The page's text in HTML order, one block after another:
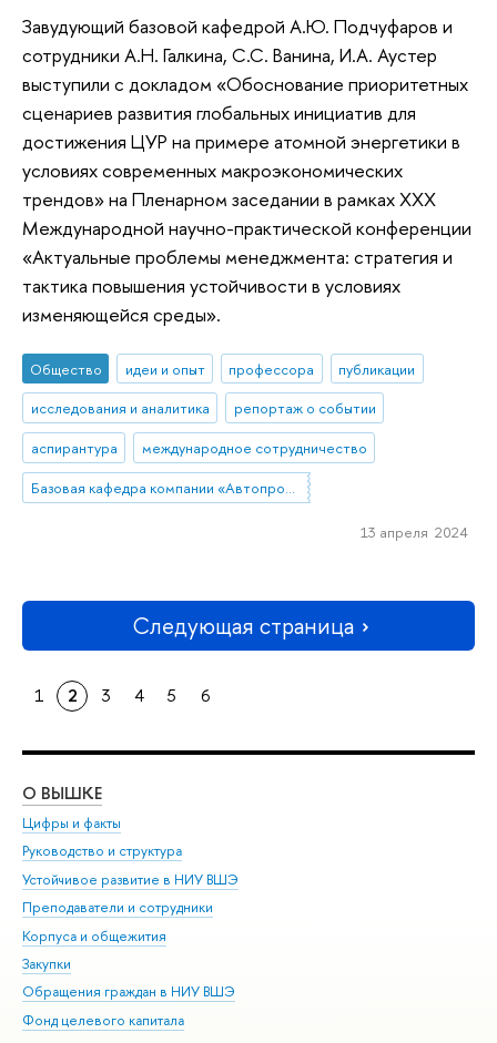
Завудующий базовой кафедрой А.Ю. Подчуфаров и
сотрудники А.Н. Галкина, С.С. Ванина, И.А. Аустер
выступили с докладом «Обоснование приоритетных
сценариев развития глобальных инициатив для
достижения ЦУР на примере атомной энергетики в
условиях современных макроэкономических
трендов» на Пленарном заседании в рамках XXX
Международной научно-практической конференции
«Актуальные проблемы менеджмента: стратегия и
тактика повышения устойчивости в условиях
изменяющейся среды».
Общество идеи и опыт профессора
публикации
исследования и аналитика
репортаж о событии
аспирантура
международное сотрудничество
Базовая кафедра компании «Автопромимпорт»
13 апреля 2024
Следующая страница
1 2 3 4 5 6
О ВЫШКЕ
Цифры и факты
Руководство и структура
Устойчивое развитие в НИУ ВШЭ
Преподаватели и сотрудники
Корпуса и общежития
Закупки
Обращения граждан в НИУ ВШЭ
Фонд целевого капитала